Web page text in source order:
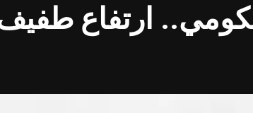
ارتفاع طفيف